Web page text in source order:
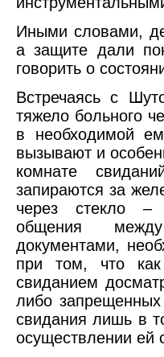
Иными словами,
а защите дали
говорить о
Встречаясь с
тяжело больного
в необходимой
вызывают и
комнате
запираются за
через стекло –
общения
документами,
при том, что
свиданием
либо
свидания лишь в
осуществлении ей